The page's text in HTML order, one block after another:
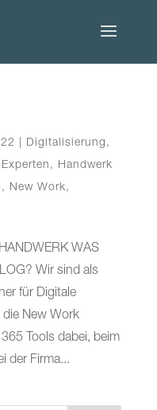
Digitalisierung ,
Experten , Handwerk
, New Work,
WAS
Wir sind als
für Digitale
die New Work
Tools dabei, beim
der Firma...